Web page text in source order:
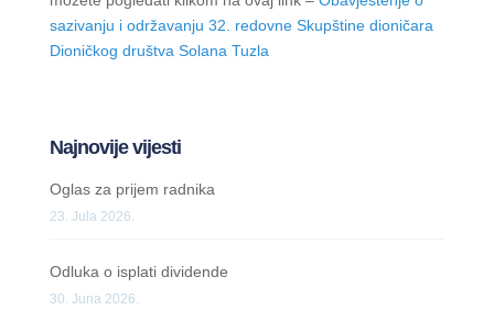
sazivanju i održavanju 32. redovne Skupštine dioničara
Dioničkog društva Solana Tuzla
Najnovije vijesti
Oglas za prijem radnika
23. Jula 2026.
Odluka o isplati dividende
30. Juna 2026.